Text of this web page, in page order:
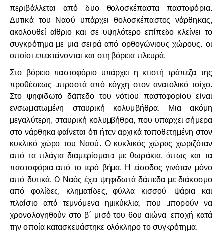
περιβάλλεται από δυο θολοσκέπαστα παστοφόρια.
Δυτικά του Ναού υπάρχει θολοσκέπαστος νάρθηκας,
ακολουθεί αίθριο και σε υψηλότερο επίπεδο κλείνει το
συγκρότημα με μια σειρά από ορθογώνιους χώρους, οι
οποίοι επεκτείνονται και στη βόρεια πλευρά.
Στο βόρειο παστοφόριο υπάρχει η κτιστή τράπεζα της
προθέσεως μπροστά από κόγχη στον ανατολικό τοίχο.
Στο ψηφιδωτό δάπεδο του νότιου παστοφορίου είναι
ενσωματωμένη σταυρική κολυμβήθρα. Μια ακόμη
μεγαλύτερη, σταυρική κολυμβήθρα, που υπάρχει σήμερα
στο νάρθηκα φαίνεται ότι ήταν αρχικά τοποθετημένη στον
κυκλικό χώρο του Ναού. Ο κυκλικός χώρος χωριζόταν
από τα πλάγια διαμερίσματα με θωράκια, όπως και τα
παστοφόρια από το ιερό βήμα. Η είσοδος γινόταν μόνο
από δυτικά. Ο Ναός έχει ψηφιδωτά δάπεδα με διάκοσμο
από φολίδες, κληματίδες, φύλλα κισσού, ψάρια και
πλαίσιο από τεμνόμενα ημικύκλια, που μπορούν να
χρονολογηθούν στο β΄ μισό του 6ου αιώνα, εποχή κατά
την οποία κατασκευάστηκε ολόκληρο το συγκρότημα.